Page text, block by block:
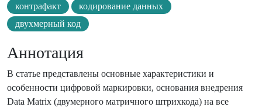
контрафакт
кодирование данных
двухмерный код
Аннотация
В статье представлены основные характеристики и
особенности цифровой маркировки, основания внедрения
Data Matrix (двумерного матричного штрихкода) на все